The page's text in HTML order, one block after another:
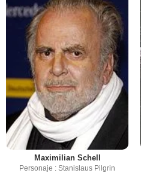
Maximilian Schell
Personaje : Stanislaus Pilgrin